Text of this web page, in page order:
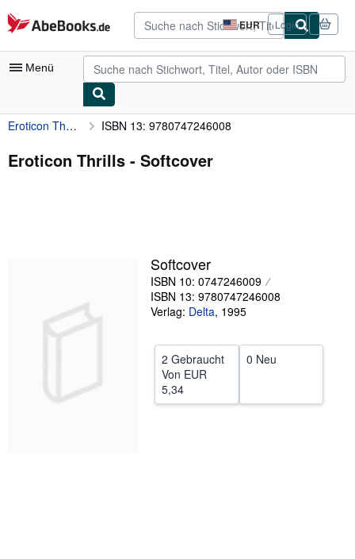
Zum Hauptinhalt
AbeBooks.de EUR
Seite
der
Einkaufseinstellungen.
Login
Menü
Nutzerkonto
Meine Bestellungen
Verkäufer werden
SCHLIESSEN
Eroticon Thrills ISBN 13: 9780747246008
Eroticon Thrills - Softcover
Softcover
ISBN 10: 0747246009
ISBN 13: 9780747246008
Verlag: Delta, 1995
2 Gebraucht
Von EUR
5,34
0 Neu